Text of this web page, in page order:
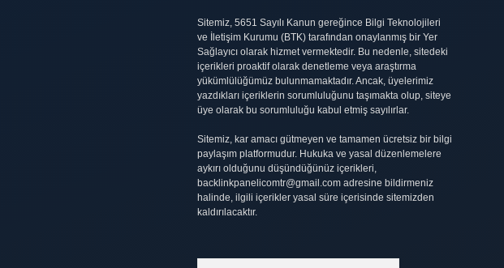
Sitemiz, 5651 Sayılı Kanun gereğince Bilgi Teknolojileri
ve İletişim Kurumu (BTK) tarafından onaylanmış bir Yer
Sağlayıcı olarak hizmet vermektedir. Bu nedenle, sitedeki
içerikleri proaktif olarak denetleme veya araştırma
yükümlülüğümüz bulunmamaktadır. Ancak, üyelerimiz
yazdıkları içeriklerin sorumluluğunu taşımakta olup, siteye
üye olarak bu sorumluluğu kabul etmiş sayılırlar.
Sitemiz, kar amacı gütmeyen ve tamamen ücretsiz bir bilgi
paylaşım platformudur. Hukuka ve yasal düzenlemelere
aykırı olduğunu düşündüğünüz içerikleri,
backlinkpanelicomtr@gmail.comadresine bildirmeniz
halinde, ilgili içerikler yasal süre içerisinde sitemizden
kaldırılacaktır.